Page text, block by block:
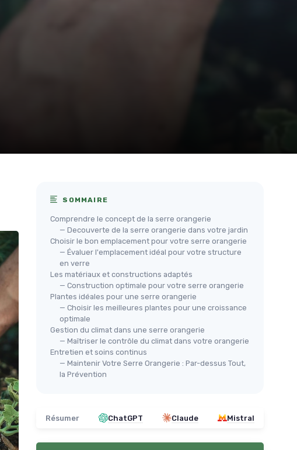
SOMMAIRE
Comprendre le concept de la serre orangerie
— Decouverte de la serre orangerie dans votre jardin
Choisir le bon emplacement pour votre serre orangerie
— Évaluer l'emplacement idéal pour votre structure
en verre
Les matériaux et constructions adaptés
— Construction optimale pour votre serre orangerie
Plantes idéales pour une serre orangerie
— Choisir les meilleures plantes pour une croissance
optimale
Gestion du climat dans une serre orangerie
— Maîtriser le contrôle du climat dans votre orangerie
Entretien et soins continus
— Maintenir Votre Serre Orangerie : Par-dessus Tout,
la Prévention
Résumer ChatGPT Claude Mistral